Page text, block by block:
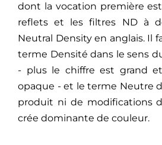
dont la vocation première
reflets et les filtres ND à
Neutral Density en anglais. Il
terme Densité dans le sens
- plus le chiffre est grand
opaque - et le terme Neutre
produit ni de modifications
crée dominante de couleur.